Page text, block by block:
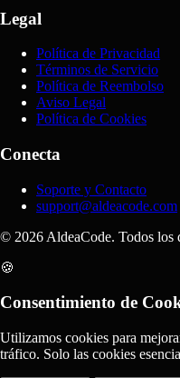
Legal
Política de Privacidad
Términos de Servicio
Política de Reembolso
Aviso Legal
Política de Cookies
Conecta
Soporte y Contacto
support@aldeacode.com
© 2026 AldeaCode. Todos los
🍪
Consentimiento de
Utilizamos cookies para
tráfico. Solo las cookies